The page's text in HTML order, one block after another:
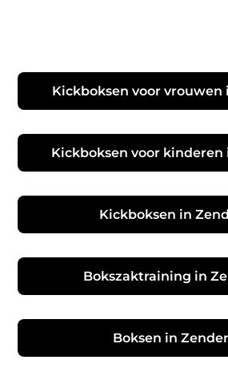
Kickboksen voor vrouwen
Kickboksen voor kinderen
Kickboksen in
Bokszaktraining in
Boksen in